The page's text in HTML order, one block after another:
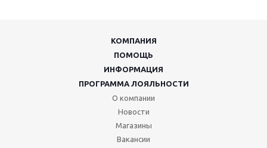
КОМПАНИЯ
ПОМОЩЬ
ИНФОРМАЦИЯ
ПРОГРАММА ЛОЯЛЬНОСТИ
О компании
Новости
Магазины
Вакансии